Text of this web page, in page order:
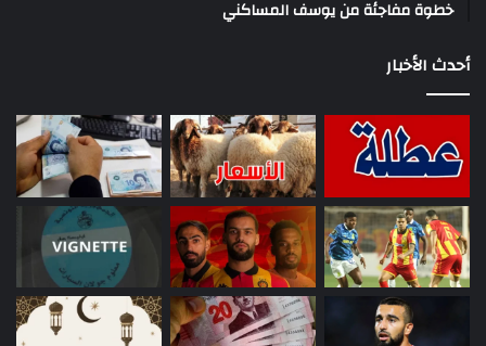
خطوة مفاجئة من يوسف المساكني
أحدث الأخبار